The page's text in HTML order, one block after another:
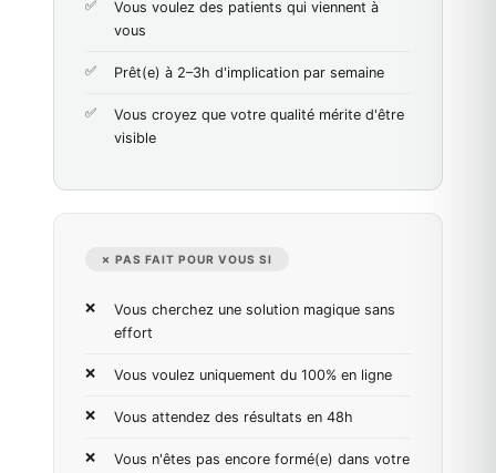
Vous voulez des patients qui viennent à
vous
Prêt(e) à 2–3h d'implication par semaine
Vous croyez que votre qualité mérite d'être
visible
✗ PAS FAIT POUR VOUS SI
Vous cherchez une solution magique sans
effort
Vous voulez uniquement du 100% en ligne
Vous attendez des résultats en 48h
Vous n'êtes pas encore formé(e) dans votre